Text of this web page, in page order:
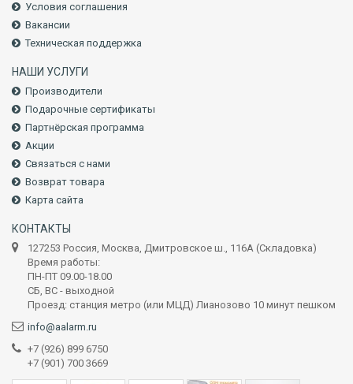
Условия соглашения
Вакансии
Техническая поддержка
НАШИ УСЛУГИ
Производители
Подарочные сертификаты
Партнёрская программа
Акции
Связаться с нами
Возврат товара
Карта сайта
КОНТАКТЫ
127253 Россия, Москва, Дмитровское ш., 116А (Складовка)
Время работы:
ПН-ПТ 09.00-18.00
СБ, ВС - выходной
Проезд: станция метро (или МЦД) Лианозово 10 минут пешком
info@aalarm.ru
+7 (926) 899 6750
+7 (901) 700 3669